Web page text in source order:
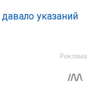
давало указаний